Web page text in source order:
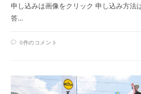
申し込みは画像をクリック 申し込み方法
答…
0件のコメント